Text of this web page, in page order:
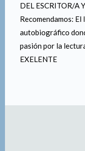
DEL ESCRITOR/A
Recomendamos: El
autobiográfico
pasión por la
EXELENTE